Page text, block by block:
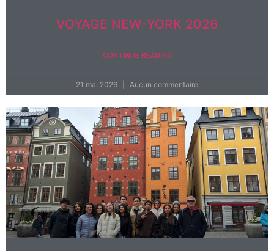
VOYAGE NEW-YORK 2026
CONTINUE READING
21 mai 2026 Aucun commentaire